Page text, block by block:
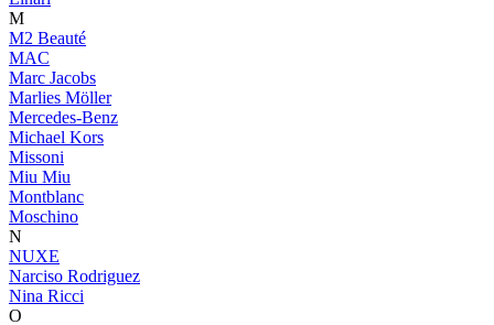
M
M2 Beauté
MAC
Marc Jacobs
Marlies Möller
Mercedes-Benz
Michael Kors
Missoni
Miu Miu
Montblanc
Moschino
N
NUXE
Narciso Rodriguez
Nina Ricci
O